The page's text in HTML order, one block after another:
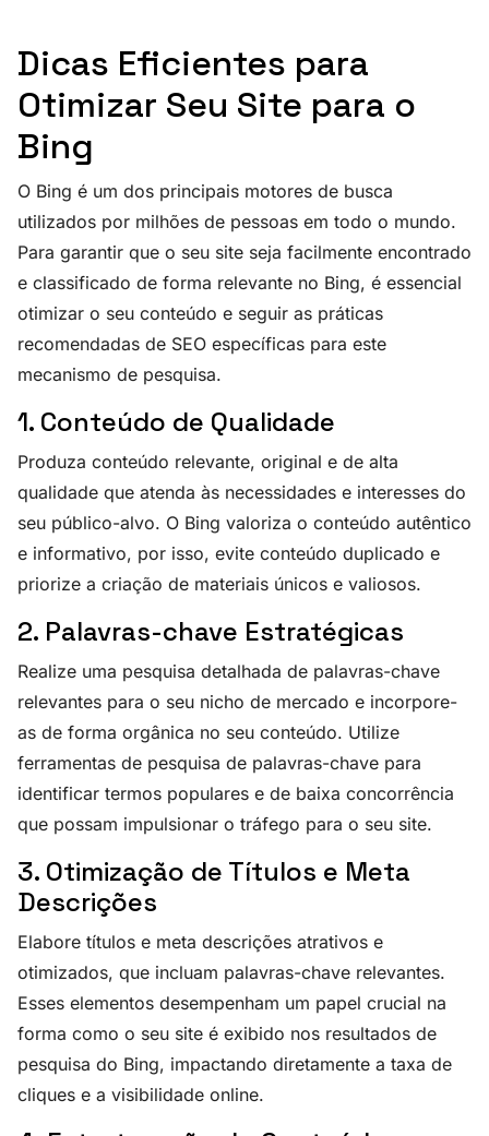
Dicas Eficientes para
Otimizar Seu Site para o
Bing
O Bing é um dos principais motores de busca
utilizados por milhões de pessoas em todo o mundo.
Para garantir que o seu site seja facilmente encontrado
e classificado de forma relevante no Bing, é essencial
otimizar o seu conteúdo e seguir as práticas
recomendadas de SEO específicas para este
mecanismo de pesquisa.
1. Conteúdo de Qualidade
Produza conteúdo relevante, original e de alta
qualidade que atenda às necessidades e interesses do
seu público-alvo. O Bing valoriza o conteúdo autêntico
e informativo, por isso, evite conteúdo duplicado e
priorize a criação de materiais únicos e valiosos.
2. Palavras-chave Estratégicas
Realize uma pesquisa detalhada de palavras-chave
relevantes para o seu nicho de mercado e incorpore-
as de forma orgânica no seu conteúdo. Utilize
ferramentas de pesquisa de palavras-chave para
identificar termos populares e de baixa concorrência
que possam impulsionar o tráfego para o seu site.
3. Otimização de Títulos e Meta
Descrições
Elabore títulos e meta descrições atrativos e
otimizados, que incluam palavras-chave relevantes.
Esses elementos desempenham um papel crucial na
forma como o seu site é exibido nos resultados de
pesquisa do Bing, impactando diretamente a taxa de
cliques e a visibilidade online.